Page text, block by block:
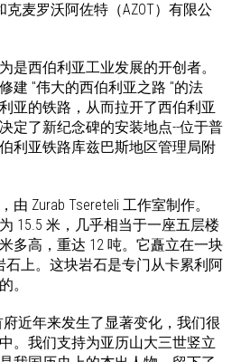
麦罗沃阿佐特（AZOT）有限公
是西伯利亚工业发展的开创者。
建 "伟大的西伯利亚之路 "的法
亚的铁路，从而拉开了西伯利亚
定了新纪念碑的安装地点--位于普
利亚铁路库兹巴斯地区管理局附
Zurab Tsereteli 工作室制作。
15.5 米，几乎相当于一座五层楼
多高，重达 12 吨。它矗立在一块
石上。这块岩石是专门从卡累利阿
。
近年来发生了显著变化，我们很
。我们支持为亚历山大三世竖立